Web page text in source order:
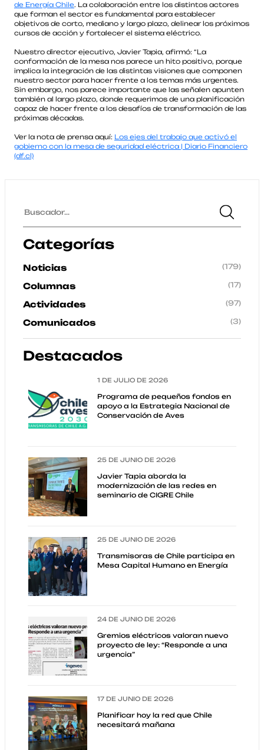
de Energía Chile. La colaboración entre los distintos actores
que forman el sector es fundamental para establecer
objetivos de corto, mediano y largo plazo, delinear los próximos
cursos de acción y fortalecer el sistema eléctrico.
Nuestro director ejecutivo, Javier Tapia, afirmó: “La
conformación de la mesa nos parece un hito positivo, porque
implica la integración de las distintas visiones que componen
nuestro sector para hacer frente a los temas más urgentes.
Sin embargo, nos parece importante que las señalen apunten
también al largo plazo, donde requerimos de una planificación
capaz de hacer frente a los desafíos de transformación de las
próximas décadas.
Ver la nota de prensa aquí: Los ejes del trabajo que activó el
gobierno con la mesa de seguridad eléctrica | Diario Financiero
(df.cl)
Categorías
Noticias (179)
Columnas (17)
Actividades (97)
Comunicados (3)
Destacados
1 DE JULIO DE 2026
Programa de pequeños fondos en
apoyo a la Estrategia Nacional de
Conservación de Aves
25 DE JUNIO DE 2026
Javier Tapia aborda la
modernización de las redes en
seminario de CIGRE Chile
25 DE JUNIO DE 2026
Transmisoras de Chile participa en
Mesa Capital Humano en Energía
24 DE JUNIO DE 2026
Gremios eléctricos valoran nuevo
proyecto de ley: “Responde a una
urgencia”
17 DE JUNIO DE 2026
Planificar hoy la red que Chile
necesitará mañana